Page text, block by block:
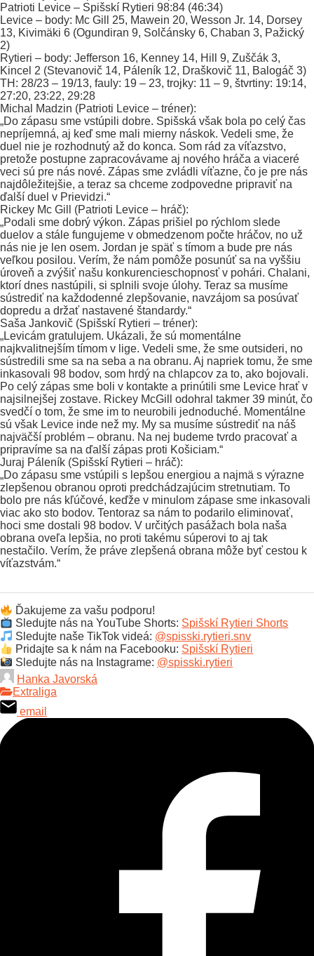
Patrioti Levice – Spišskí Rytieri 98:84 (46:34)
Levice – body: Mc Gill 25, Mawein 20, Wesson Jr. 14, Dorsey
13, Kivimäki 6 (Ogundiran 9, Solčánsky 6, Chaban 3, Pažický
2)
Rytieri – body: Jefferson 16, Kenney 14, Hill 9, Zuščák 3,
Kincel 2 (Stevanovič 14, Páleník 12, Draškovič 11, Balogáč 3)
TH: 28/23 – 19/13, fauly: 19 – 23, trojky: 11 – 9, štvrtiny: 19:14,
27:20, 23:22, 29:28
Michal Madzin (Patrioti Levice – tréner):
„Do zápasu sme vstúpili dobre. Spišská však bola po celý čas
nepríjemná, aj keď sme mali mierny náskok. Vedeli sme, že
duel nie je rozhodnutý až do konca. Som rád za víťazstvo,
pretože postupne zapracovávame aj nového hráča a viaceré
veci sú pre nás nové. Zápas sme zvládli víťazne, čo je pre nás
najdôležitejšie, a teraz sa chceme zodpovedne pripraviť na
ďalší duel v Prievidzi.“
Rickey Mc Gill (Patrioti Levice – hráč):
„Podali sme dobrý výkon. Zápas prišiel po rýchlom slede
duelov a stále fungujeme v obmedzenom počte hráčov, no už
nás nie je len osem. Jordan je späť s tímom a bude pre nás
veľkou posilou. Verím, že nám pomôže posunúť sa na vyššiu
úroveň a zvýšiť našu konkurencieschopnosť v pohári. Chalani,
ktorí dnes nastúpili, si splnili svoje úlohy. Teraz sa musíme
sústrediť na každodenné zlepšovanie, navzájom sa posúvať
dopredu a držať nastavené štandardy.“
Saša Jankovič (Spišskí Rytieri – tréner):
„Levicám gratulujem. Ukázali, že sú momentálne
najkvalitnejším tímom v lige. Vedeli sme, že sme outsideri, no
sústredili sme sa na seba a na obranu. Aj napriek tomu, že sme
inkasovali 98 bodov, som hrdý na chlapcov za to, ako bojovali.
Po celý zápas sme boli v kontakte a prinútili sme Levice hrať v
najsilnejšej zostave. Rickey McGill odohral takmer 39 minút, čo
svedčí o tom, že sme im to neurobili jednoduché. Momentálne
sú však Levice inde než my. My sa musíme sústrediť na náš
najväčší problém – obranu. Na nej budeme tvrdo pracovať a
pripravíme sa na ďalší zápas proti Košiciam.“
Juraj Páleník (Spišskí Rytieri – hráč):
„Do zápasu sme vstúpili s lepšou energiou a najmä s výrazne
zlepšenou obranou oproti predchádzajúcim stretnutiam. To
bolo pre nás kľúčové, keďže v minulom zápase sme inkasovali
viac ako sto bodov. Tentoraz sa nám to podarilo eliminovať,
hoci sme dostali 98 bodov. V určitých pasážach bola naša
obrana oveľa lepšia, no proti takému súperovi to aj tak
nestačilo. Verím, že práve zlepšená obrana môže byť cestou k
víťazstvám.“
Ďakujeme za vašu podporu!
Sledujte nás na YouTube Shorts: Spišskí Rytieri Shorts
Sledujte naše TikTok videá: @spisski.rytieri.snv
Pridajte sa k nám na Facebooku: Spišskí Rytieri
Sledujte nás na Instagrame: @spisski.rytieri
Hanka Javorská
Extraliga
email